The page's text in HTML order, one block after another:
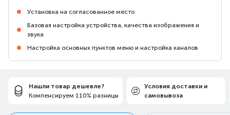
Установка на согласованное место
Базовая настройка устройства, качества изображения и
звука
Настройка основных пунктов меню и настройка каналов
Нашли товар дешевле?
Компенсируем 110% разницы
Условия доставки и
самовывоза